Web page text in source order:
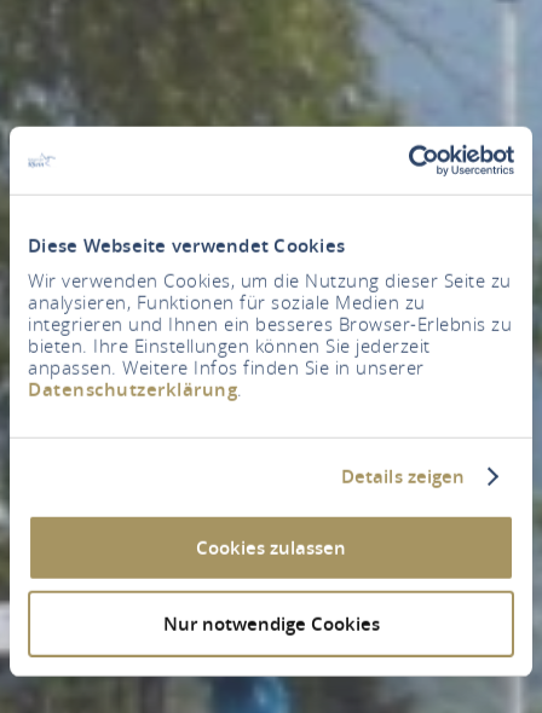
Diese Webseite verwendet Cookies
Wir verwenden Cookies, um die Nutzung dieser Seite zu
analysieren, Funktionen für soziale Medien zu
integrieren und Ihnen ein besseres Browser-Erlebnis zu
bieten. Ihre Einstellungen können Sie jederzeit
anpassen. Weitere Infos finden Sie in unserer
Datenschutzerklärung.
Details zeigen
Cookies zulassen
Nur notwendige Cookies